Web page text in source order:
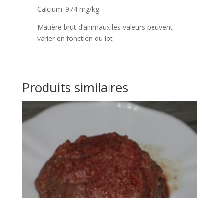
Calcium: 974 mg/kg
Matière brut d’animaux les valeurs peuvent
varier en fonction du lot
Produits similaires